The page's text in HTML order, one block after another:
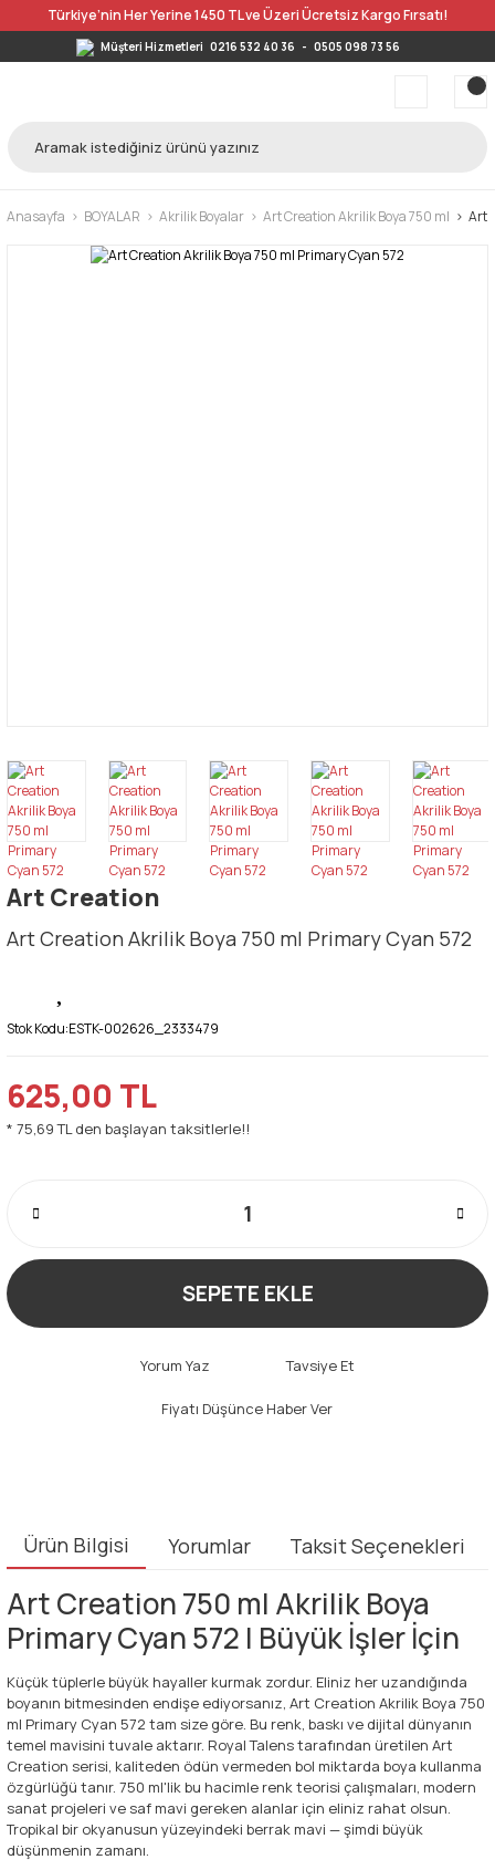
Türkiye’nin Her Yerine 1450 TL ve Üzeri Ücretsiz Kargo Fırsatı!
Müşteri Hizmetleri 0216 532 40 36 - 0505 098 73 56
Anasayfa BOYALAR Akrilik Boyalar Art Creation Akrilik Boya 750 ml Art
Art Creation
Art Creation Akrilik Boya 750 ml Primary Cyan 572
Stok Kodu:ESTK-002626_2333479
625,00 TL
* 75,69 TL den başlayan taksitlerle!!
SEPETE EKLE
Yorum Yaz Tavsiye Et
Fiyatı Düşünce Haber Ver
Ürün Bilgisi Yorumlar Taksit Seçenekleri
Art Creation 750 ml Akrilik Boya
Primary Cyan 572 | Büyük İşler İçin
Küçük tüplerle büyük hayaller kurmak zordur. Eliniz her uzandığında
boyanın bitmesinden endişe ediyorsanız, Art Creation Akrilik Boya 750
ml Primary Cyan 572 tam size göre. Bu renk, baskı ve dijital dünyanın
temel mavisini tuvale aktarır. Royal Talens tarafından üretilen Art
Creation serisi, kaliteden ödün vermeden bol miktarda boya kullanma
özgürlüğü tanır. 750 ml'lik bu hacimle renk teorisi çalışmaları, modern
sanat projeleri ve saf mavi gereken alanlar için eliniz rahat olsun.
Tropikal bir okyanusun yüzeyindeki berrak mavi — şimdi büyük
düşünmenin zamanı.